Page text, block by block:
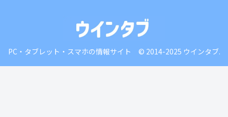
PC・タブレット・スマホの情報サイト © 2014-2025 ウインタブ.